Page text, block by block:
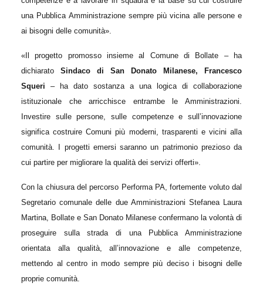
una Pubblica Amministrazione sempre più vicina alle persone e
ai bisogni delle comunità».
«Il progetto promosso insieme al Comune di Bollate – ha
dichiarato Sindaco di San Donato Milanese, Francesco
Squeri – ha dato sostanza a una logica di collaborazione
istituzionale che arricchisce entrambe le Amministrazioni.
Investire sulle persone, sulle competenze e sull’innovazione
significa costruire Comuni più moderni, trasparenti e vicini alla
comunità. I progetti emersi saranno un patrimonio prezioso da
cui partire per migliorare la qualità dei servizi offerti».
Con la chiusura del percorso Performa PA , fortemente voluto dal
Segretario comunale delle due Amministrazioni Stefanea Laura
Martina, Bollate e San Donato Milanese confermano la volontà di
proseguire sulla strada di una Pubblica Amministrazione
orientata alla qualità, all’innovazione e alle competenze,
mettendo al centro in modo sempre più deciso i bisogni delle
proprie comunità.